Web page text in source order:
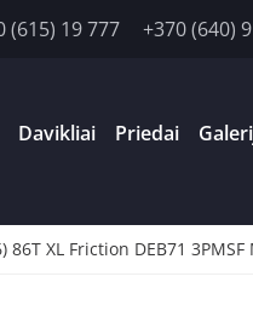
(615) 19 777 +370 (640)
Davikliai Priedai
86T XL Friction DEB71 3PMSF